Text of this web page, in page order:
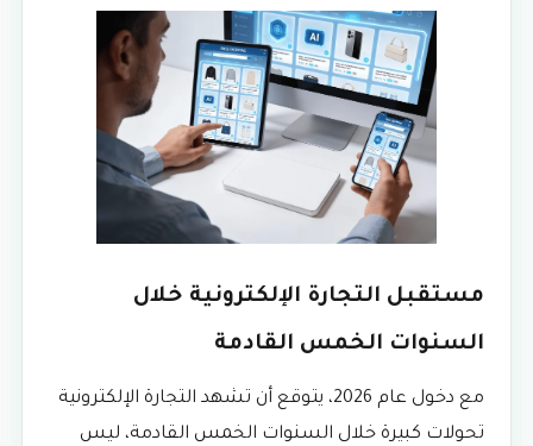
مستقبل التجارة الإلكترونية خلال
السنوات الخمس القادمة
مع دخول عام 2026، يتوقع أن تشهد التجارة الإلكترونية
تحولات كبيرة خلال السنوات الخمس القادمة، ليس